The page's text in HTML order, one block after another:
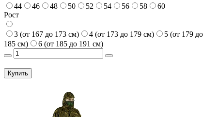
44 46 48 50 52 54 56 58
60
Рост
3 (от 167 до 173 см) 4 (от 173 до 179 см)
5 (от 179 до
185 см)
6 (от 185 до 191 см)
Купить